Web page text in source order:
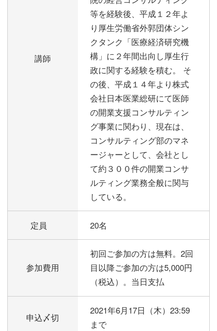
講師
等を経験後、平成１２年よ
り厚生労働省外郭団体シン
クタンク「医療経済研究機
構」に２年間出向し厚生行
政に関する経験を積む。 そ
の後、平成１４年より株式
会社日本医業総研にて医師
の開業支援コンサルティン
グ事業に関わり、現在は、
コンサルティング部のマネ
ージャーとして、会社とし
て約３００件の開業コンサ
ルティング業務全般に関与
している。
定員 20名
参加費用
初回ご参加の方は無料。2回
目以降ご参加の方は5,000円
（税込）。当日支払
申込〆切
2021年6月17日（木）23:59
まで